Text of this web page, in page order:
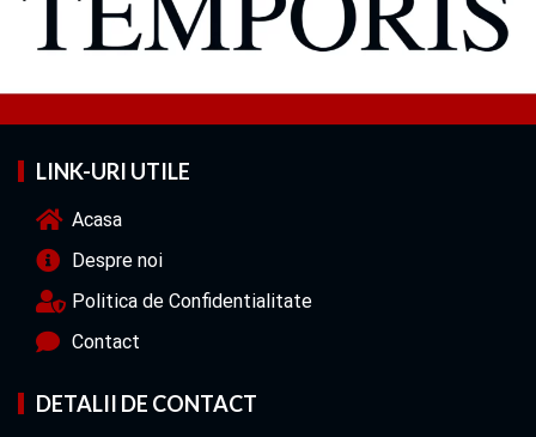
LINK-URI UTILE
Acasa
Despre noi
Politica de Confidentialitate
Contact
DETALII DE CONTACT